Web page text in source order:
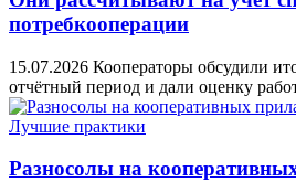
потребкооперации
15.07.2026 Кооператоры обсудили
отчётный период и дали оценку
Лучшие практики
Разносолы на